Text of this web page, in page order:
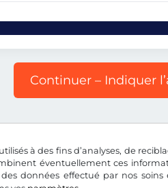
à des fins d’analyses, de
éventuellement ces
données effectué par nos
Continuer – Indiquer